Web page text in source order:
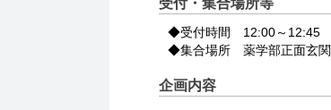
受付・集合場所等
◆受付時間 12:00～12:45
◆集合場所 薬学部正面玄関
企画内容